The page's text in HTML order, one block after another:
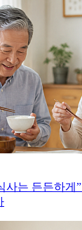
사는 든든하게